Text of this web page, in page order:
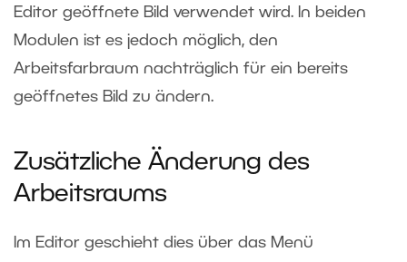
Editor geöffnete Bild verwendet wird. In beiden
Modulen ist es jedoch möglich, den
Arbeitsfarbraum nachträglich für ein bereits
geöffnetes Bild zu ändern.
Zusätzliche Änderung des
Arbeitsraums
Im Editor geschieht dies über das Menü